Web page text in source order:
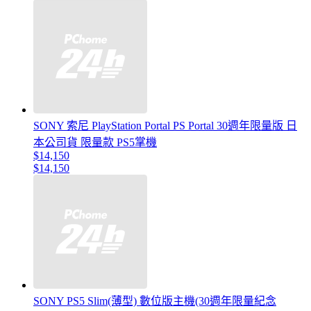
SONY 索尼 PlayStation Portal PS Portal 30週年限量版 日
本公司貨 限量款 PS5掌機
$14,150
$14,150
SONY PS5 Slim(薄型) 數位版主機(30週年限量紀念